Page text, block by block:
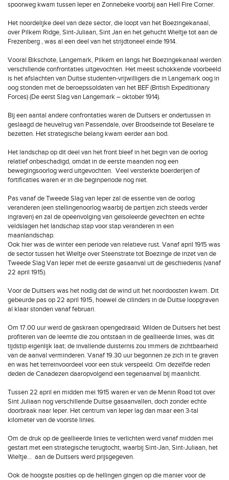
spoorweg kwam tussen Ieper en Zonnebeke voorbij aan Hell Fire Corner.
Het noordelijke deel van deze sector, die loopt van het Boezingekanaal,
over Pilkem Ridge, Sint-Juliaan, Sint Jan en het gehucht Wieltje tot aan de
Frezenberg , was al een deel van het strijdtoneel einde 1914.
Vooral Bikschote, Langemark, Pilkem en langs het Boezingekanaal werden
verschillende confrontaties uitgevochten. Het meest schokkende voorbeeld
is het afslachten van Duitse studenten-vrijwilligers die in Langemark oog in
oog stonden met de beroepssoldaten van het BEF (British Expeditionary
Forces) (De eerst Slag van Langemark – oktober 1914).
Bij een aantal andere confrontaties waren de Duitsers er ondertussen in
geslaagd de heuvelrug van Passendale, over Broodseinde tot Beselare te
bezetten. Het strategische belang kwam eerder aan bod.
Het landschap op dit deel van het front bleef in het begin van de oorlog
relatief onbeschadigd, omdat in de eerste maanden nog een
bewegingsoorlog werd uitgevochten. Veel versterkte boerderijen of
fortificaties waren er in die beginperiode nog niet.
Pas vanaf de Tweede Slag van Ieper zal de essentie van de oorlog
veranderen (een stellingenoorlog waarbij de partijen zich steeds verder
ingraven) en zal de opeenvolging van geïsoleerde gevechten en echte
veldslagen het landschap stap voor stap veranderen in een
maanlandschap.
Ook hier was de winter een periode van relatieve rust. Vanaf april 1915 was
de sector tussen het Wieltje over Steenstrate tot Boezinge de inzet van de
Tweede Slag Van Ieper met de eerste gasaanval uit de geschiedenis (vanaf
22 april 1915).
Voor de Duitsers was het nodig dat de wind uit het noordoosten kwam. Dit
gebeurde pas op 22 april 1915, hoewel de cilinders in de Duitse loopgraven
al klaar stonden vanaf februari.
Om 17.00 uur werd de gaskraan opengedraaid. Wilden de Duitsers het best
profiteren van de leemte die zou ontstaan in de geallieerde linies, was dit
tijdstip eigenlijk laat; de invallende duisternis zou immers de zichtbaarheid
van de aanval verminderen. Vanaf 19.30 uur begonnen ze zich in te graven
en was het terreinvoordeel voor een stuk verspeeld. Om dezelfde reden
deden de Canadezen daaropvolgend een tegenaanval bij maanlicht.
Tussen 22 april en midden mei 1915 waren er van de Menin Road tot over
Sint Juliaan nog verschillende Duitse gasaanvallen, doch zonder echte
doorbraak naar Ieper. Het centrum van Ieper lag dan maar een 3-tal
kilometer van de voorste linies.
Om de druk op de geallieerde linies te verlichten werd vanaf midden mei
gestart met een strategische terugtocht, waarbij Sint-Jan, Sint-Juliaan, het
Wieltje… aan de Duitsers werd prijsgegeven.
Ook de hoogste posities op de hellingen gingen op die manier voor de